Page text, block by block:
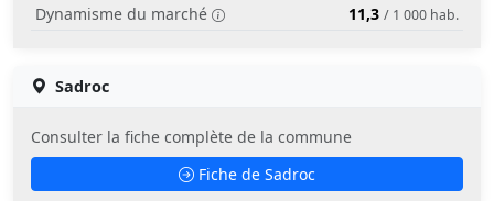
Dynamisme du marché
11,3 / 1 000 hab.
Sadroc
Consulter la fiche complète de la commune
Fiche de Sadroc